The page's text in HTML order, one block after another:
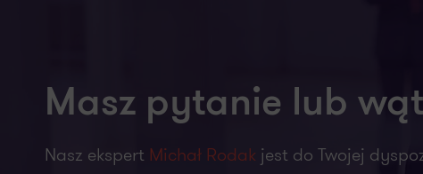
Masz pytanie lub
Nasz ekspert Michał Rodak jest do Twojej